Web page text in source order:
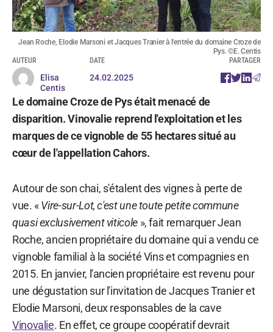
Jean Roche, Elodie Marsoni et Jacques Tranier à l'entrée du domaine Croze de
Pys. ©E. Centis
AUTEUR
Elisa
Centis
DATE
24.02.2025
PARTAGER
Le domaine Croze de Pys était menacé de
disparition. Vinovalie reprend l'exploitation et les
marques de ce vignoble de 55 hectares situé au
cœur de l'appellation Cahors.
Autour de son chai, s'étalent des vignes à perte de
vue. «Vire-sur-Lot, c'est une toute petite commune
quasi exclusivement viticole», fait remarquer Jean
Roche, ancien propriétaire du domaine qui a vendu ce
vignoble familial à la société Vins et compagnies en
2015. En janvier, l'ancien propriétaire est revenu pour
une dégustation sur l'invitation de Jacques Tranier et
Elodie Marsoni, deux responsables de la cave
Vinovalie. En effet, ce groupe coopératif devrait